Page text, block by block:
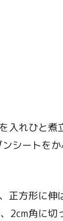
れひと煮
シートを
方形に伸
2cm角に